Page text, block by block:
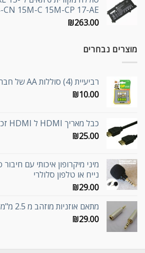
15M-C 15M-CP 17-AE
₪263.00
מוצרים נבחרים
רביעיית (4) סוללות AA של חברת GP
₪10.00
כבל מאריך HDMI ל HDMI זכר זכר באורך 1 מטר
₪25.00
מיני מיקרופון איכותי עם
נייח או טלפון סלולרי
₪29.00
מתאם אוזניות מוזהב מ 2.5 מ"מ ל 3.5 מ"מ
₪29.00